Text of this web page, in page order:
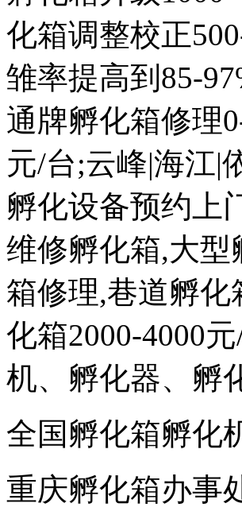
化箱调整校正
雏率提高到85-
通牌孵化箱修理
元/台;云峰|海江|
孵化设备预约上
维修孵化箱,大
箱修理,巷道孵化
化箱2000-4000
机、孵化器、孵
全国孵化箱孵化
重庆孵化箱办事